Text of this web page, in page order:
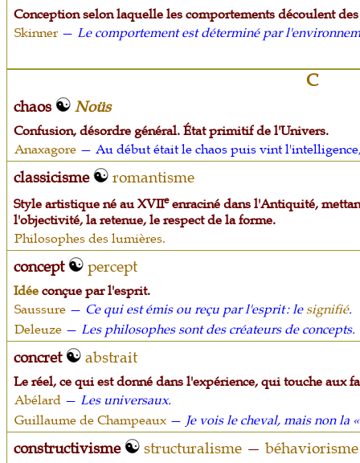
Conception selon laquelle les comportements découlent
Skinner— Le comportement est déterminé par
C
chaos Noüs
Confusion, désordre général. État primitif de l'Univers.
Anaxagore— Au début était le chaos puis vint
classicisme romantisme
Style artistique né au XVIIeenraciné dans l'Antiquité,
l'objectivité, la retenue, le respect de la forme.
Philosophes des lumières.
concept percept
Idée conçue par l'esprit.
Saussure— Ce qui est émis ou reçu par l'esprit : le signifié.
Deleuze— Les philosophes sont des créateurs de concepts.
concret abstrait
Le réel, ce qui est donné dans l'expérience, qui touche aux
Abélard — Les universaux.
Guillaume de Champeaux— Je vois le cheval, mais non la
constructivisme structuralisme — béhaviorisme